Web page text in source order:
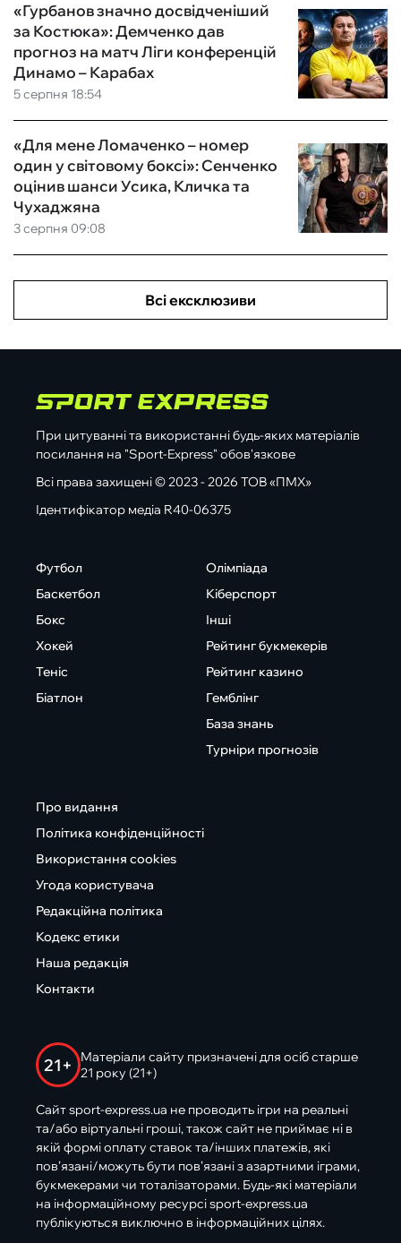
5 серпня 18:54
«Гурбанов значно досвідченіший
за Костюка»: Демченко дав
прогноз на матч Ліги конференцій
Динамо – Карабах
3 серпня 09:08
«Для мене Ломаченко – номер
один у світовому боксі»: Сенченко
оцінив шанси Усика, Кличка та
Чухаджяна
Всі ексклюзиви
При цитуванні та використанні будь-яких матеріалів
посилання на "Sport-Express" обов'язкове
Всі права захищені © 2023 - 2026 ТОВ «ПМХ»
Ідентифікатор медіа R40-06375
Футбол
Баскетбол
Бокс
Хокей
Теніс
Біатлон
Олімпіада
Кіберспорт
Інші
Рейтинг букмекерів
Рейтинг казино
Гемблінг
База знань
Турніри прогнозів
Про видання
Політика конфіденційності
Використання cookies
Угода користувача
Редакційна політика
Кодекс етики
Наша редакція
Контакти
21+
Матеріали сайту призначені для осіб старше
21 року (21+)
Сайт sport-express.ua не проводить ігри на реальні
та/або віртуальні гроші, також сайт не приймає ні в
якій формі оплату ставок та/інших платежів, які
пов’язані/можуть бути пов’язані з азартними іграми,
букмекерами чи тоталізаторами. Будь-які матеріали
на інформаційному ресурсі sport-express.ua
публікуються виключно в інформаційних цілях.